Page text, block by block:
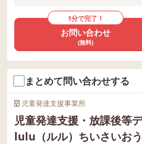
1分で完了！
お問い合わせ
(無料)
まとめて問い合わせする
児童発達支援事業所
児童発達支援・放課後等
lulu（ルル）ちいさいお